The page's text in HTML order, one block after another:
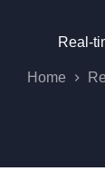
Real-
Home